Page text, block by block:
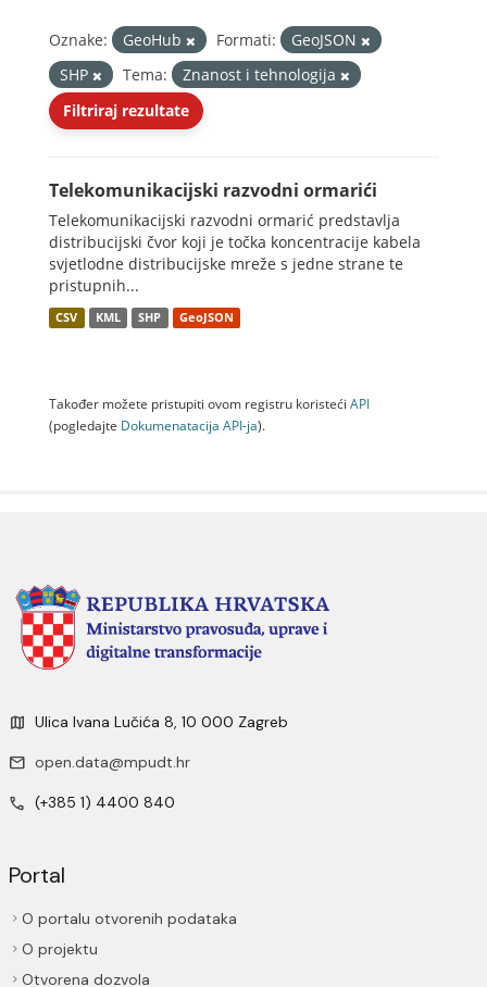
Oznake: GeoHub Formati:
GeoJSON
SHP
Tema:
Znanost i tehnologija
Filtriraj rezultate
Telekomunikacijski razvodni ormarići
Telekomunikacijski razvodni ormarić predstavlja
distribucijski čvor koji je točka koncentracije kabela
svjetlodne distribucijske mreže s jedne strane te
pristupnih...
CSV KML SHP GeoJSON
Također možete pristupiti ovom registru koristeći API
(pogledajte Dokumenаtаcijа API-jа).